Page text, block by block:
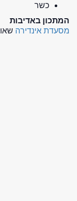
כשר
המתכון באדיבות
מסעדת אינדירה שאול